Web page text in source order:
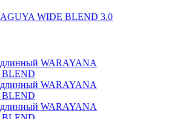
WIDE BLEND 3.0